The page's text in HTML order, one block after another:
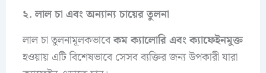
২. লাল চা এবং অন্যান্য চায়ের তুলনা
লাল চা তুলনামূলকভাবেকম ক্যালোরি এবং ক্যাফেইনমুক্ত
হওয়ায় এটি বিশেষভাবে সেসব ব্যক্তির জন্য উপকারী যারা